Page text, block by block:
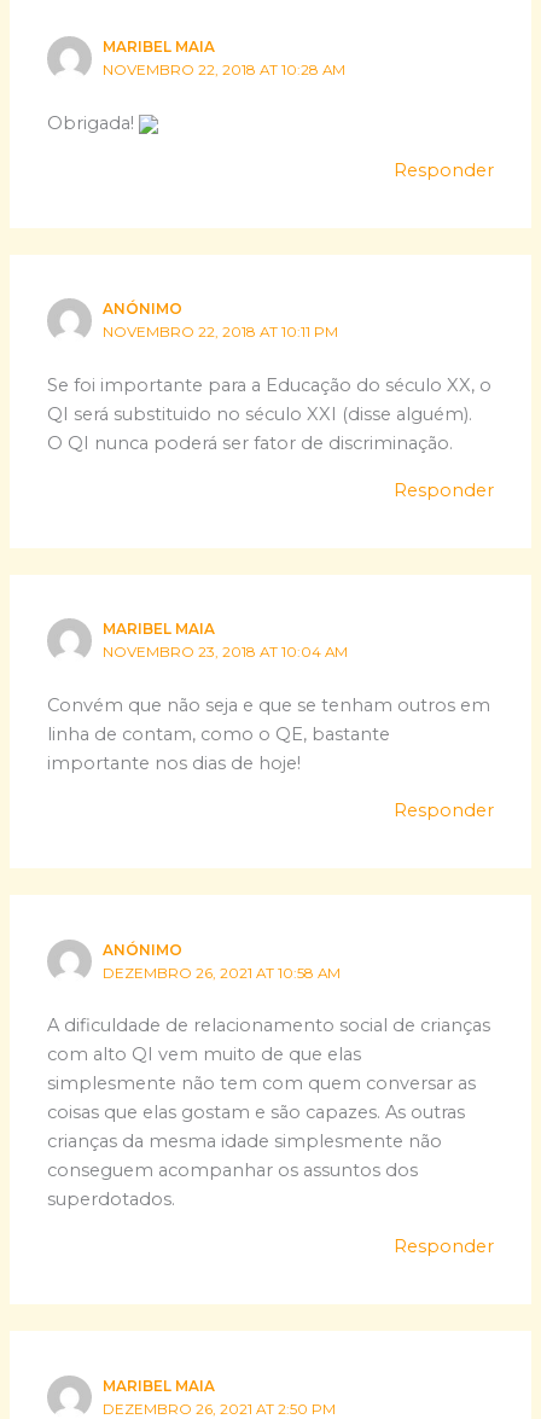
MARIBEL MAIA
NOVEMBRO 22, 2018 AT 10:28 AM
Obrigada!
Responder
ANÓNIMO
NOVEMBRO 22, 2018 AT 10:11 PM
Se foi importante para a Educação do século XX, o
QI será substituido no século XXI (disse alguém).
O QI nunca poderá ser fator de discriminação.
Responder
MARIBEL MAIA
NOVEMBRO 23, 2018 AT 10:04 AM
Convém que não seja e que se tenham outros em
linha de contam, como o QE, bastante
importante nos dias de hoje!
Responder
ANÓNIMO
DEZEMBRO 26, 2021 AT 10:58 AM
A dificuldade de relacionamento social de crianças
com alto QI vem muito de que elas
simplesmente não tem com quem conversar as
coisas que elas gostam e são capazes. As outras
crianças da mesma idade simplesmente não
conseguem acompanhar os assuntos dos
superdotados.
Responder
MARIBEL MAIA
DEZEMBRO 26, 2021 AT 2:50 PM